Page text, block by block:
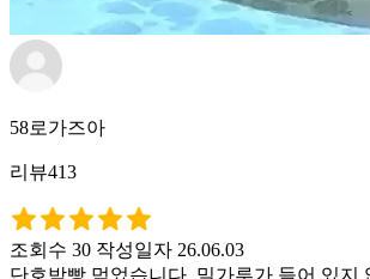
58로가즈아
리뷰413
조회수 30 작성일자 26.06.03
단호박빵 먹었습니다. 밀가루가 들어 있